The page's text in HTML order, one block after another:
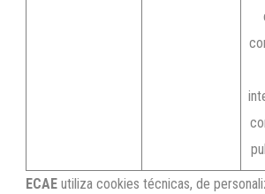
ECAE utiliza cookies técnicas, de